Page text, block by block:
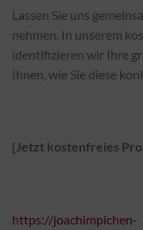
Lassen Sie uns
nehmen. In unserem
identifizieren wir Ihre
Ihnen, wie Sie diese
[Jetzt kostenfreies
https://joachimpichen-